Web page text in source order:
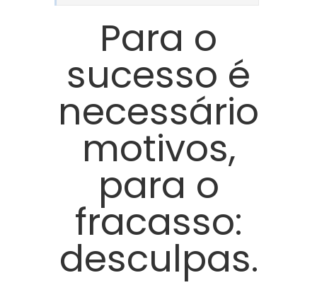
Para o
sucesso é
necessário
motivos,
para o
fracasso:
desculpas.